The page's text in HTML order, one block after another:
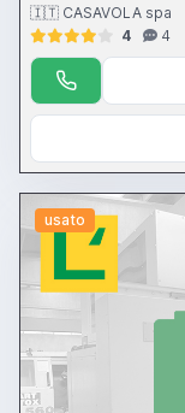
🇮🇹 CASAVOLA spa
4
4
usato